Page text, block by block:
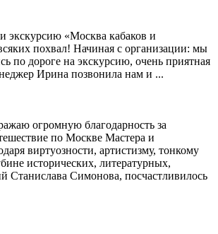
экскурсию «Москва кабаков и
похвал! Начиная с организации: мы
по дороге на экскурсию, очень приятная
Ирина позвонила нам и ...
огромную благодарность за
по Москве Мастера и
виртуозности, артистизму, тонкому
исторических, литературных,
Станислава Симонова, посчастливилось